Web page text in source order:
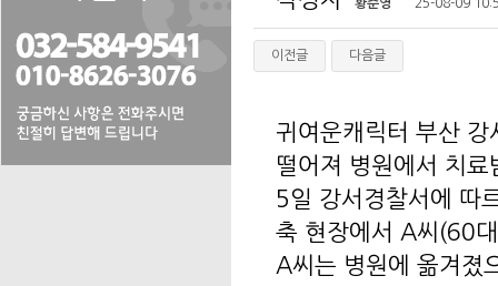
황준영 25-08-09
이전글 다음글
귀여운캐릭터 부산
떨어져 병원에서 치
5일 강서경찰서에 따
축 현장에서 A씨(60
A씨는 병원에 옮겨졌